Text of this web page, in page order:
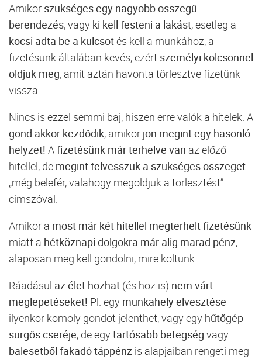
Amikor szükséges egy nagyobb összegű
berendezés, vagy ki kell festeni a lakást, esetleg a
kocsi adta be a kulcsotés kell a munkához, a
fizetésünk általában kevés, ezért személyi kölcsönnel
oldjuk meg, amit aztán havonta törlesztve fizetünk
vissza.
Nincs is ezzel semmi baj, hiszen erre valók a hitelek. A
gond akkor kezdődik, amikor jön megint egy hasonló
helyzet! Afizetésünk már terhelve van az előző
hitellel, de megint felvesszük a szükséges összeget
„még belefér, valahogy megoldjuk a törlesztést”
címszóval.
Amikor a most már két hitellel megterhelt fizetésünk
miatt a hétköznapi dolgokra már alig marad pénz,
alaposan meg kell gondolni, mire költünk.
Ráadásul az élet hozhat (és hoz is) nem várt
meglepetéseket! Pl. egy munkahely elvesztése
ilyenkor komoly gondot jelenthet, vagy egy hűtőgép
sürgős cseréje, de egytartósabb betegség vagy
balesetből fakadó táppénz is alapjaiban rengeti meg